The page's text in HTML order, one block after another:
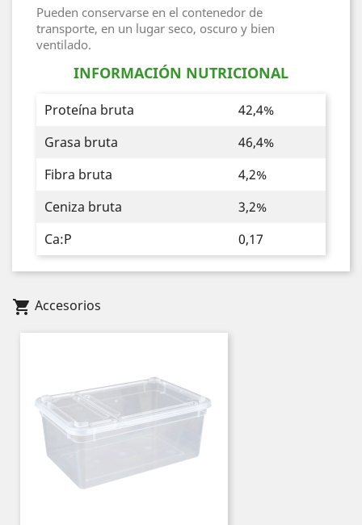
Pueden conservarse en el contenedor de
transporte, en un lugar seco, oscuro y bien
ventilado.
INFORMACIÓN NUTRICIONAL
Proteína bruta
42,4%
Grasa bruta
46,4%
Fibra bruta
4,2%
Ceniza bruta
3,2%
Ca:P
0,17
shopping_cart Accesorios